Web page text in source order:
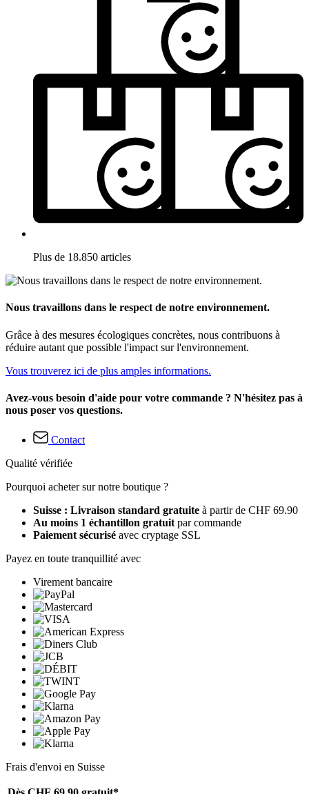
Plus de 18.850 articles
Nous travaillons dans le respect de notre environnement.
Grâce à des mesures écologiques concrètes, nous contribuons à
réduire autant que possible l'impact sur l'environnement.
Vous trouverez ici de plus amples informations.
Avez-vous besoin d'aide pour votre commande ? N'hésitez pas à
nous poser vos questions.
Contact
Qualité vérifiée
Pourquoi acheter sur notre boutique ?
Suisse : Livraison standard gratuite à partir de CHF 69.90
Au moins 1 échantillon gratuit par commande
Paiement sécurisé avec cryptage SSL
Payez en toute tranquillité avec
Virement bancaire
Frais d'envoi en Suisse